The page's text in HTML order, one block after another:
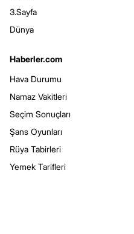
3.Sayfa
Dünya
Haberler.com
Hava Durumu
Namaz Vakitleri
Seçim Sonuçları
Şans Oyunları
Rüya Tabirleri
Yemek Tarifleri